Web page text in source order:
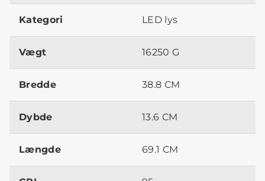
Kategori LED lys
Vægt 16250 G
Bredde 38.8 CM
Dybde 13.6 CM
Længde 69.1 CM